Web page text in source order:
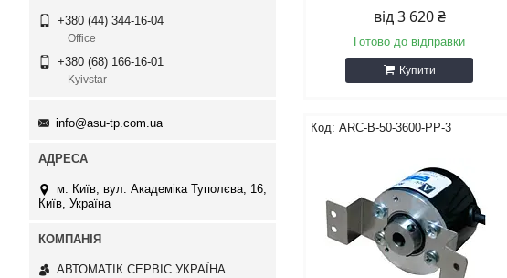
від 3 620 ₴
Готово до відправки
Купити
ARC-B-50-3600-PP-3
+380 (44) 344-16-04
Office
+380 (68) 166-16-01
Kyivstar
info@asu-tp.com.ua
м. Київ, вул. Академіка Туполєва, 16,
Київ, Україна
АВТОМАТІК СЕРВІС УКРАЇНА